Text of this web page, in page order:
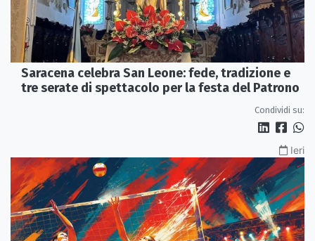
Saracena celebra San Leone: fede, tradizione e
tre serate di spettacolo per la festa del Patrono
Condividi su:
Ieri